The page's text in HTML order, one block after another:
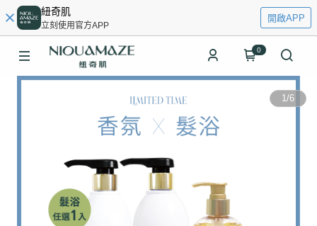
紐奇肌
立刻使用官方APP
開啟APP
0
1/6